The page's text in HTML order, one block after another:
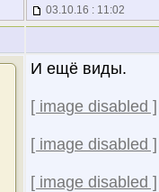
03.10.16 : 11:02
И ещё виды.
[ image disabled ]
[ image disabled ]
[ image disabled ]